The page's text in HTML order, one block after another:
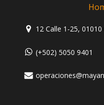
12 Calle 1-25,
(+502) 5050 9401